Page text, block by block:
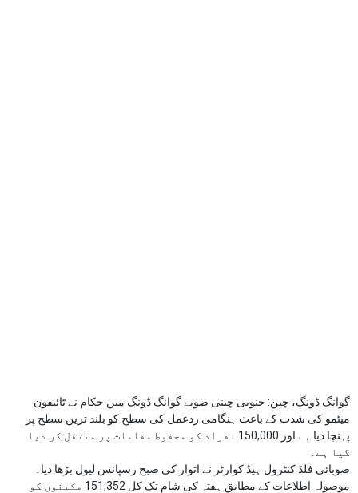
گوانگ ڈونگ، چین: جنوبی چینی صوبے گوانگ ڈونگ میں حکام نے ٹائیفون
میٹمو کی شدت کے باعث ہنگامی ردعمل کی سطح کو بلند ترین سطح پر
پہنچا دیا ہے اور 150,000 افراد کو محفوظ مقامات پر منتقل کر دیا
گیا ہے۔
صوبائی فلڈ کنٹرول ہیڈ کوارٹر نے اتوار کی صبح رسپانس لیول بڑھا دیا۔
موصولہ اطلاعات کے مطابق ہفتہ کی شام تک کل 151,352 مکینوں کو